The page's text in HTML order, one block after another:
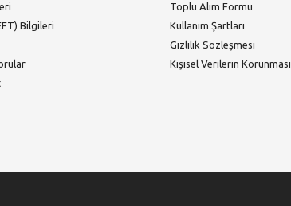
Bilgileri
Toplu Alım Formu
Kullanım Şartları
Gizlilik Sözleşmesi
Kişisel Verilerin Korunması